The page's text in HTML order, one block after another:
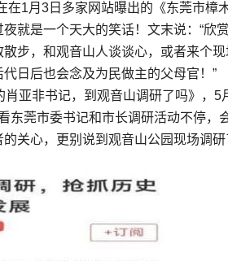
在1月3日多家网站曝出的《东莞市樟
就是一个天大的笑话！文末说：“欣
步，和观音山人谈谈心，或者来个
日后也会念及为民做主的父母官！”
亚非书记，到观音山调研了吗》，
东莞市委书记和市长调研活动不停，
关心，更别说到观音山公园现场调